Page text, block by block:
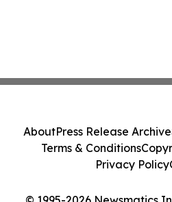
AboutPress Release Archive
Terms & Conditions
Privacy Policy